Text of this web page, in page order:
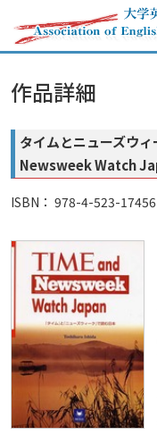
作品詳細
タイムとニューズウ
Newsweek Watch
ISBN： 978-4-523-